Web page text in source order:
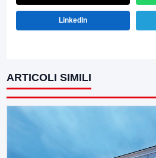
LinkedIn
ARTICOLI SIMILI